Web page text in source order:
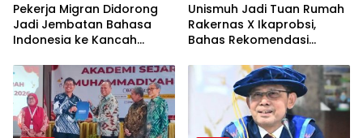
Pekerja Migran Didorong
Jadi Jembatan Bahasa
Indonesia ke Kancah
Unismuh Jadi Tuan Rumah
Rakernas X Ikaprobsi,
Bahas Rekomendasi
Indonesia di Tingkat
Global